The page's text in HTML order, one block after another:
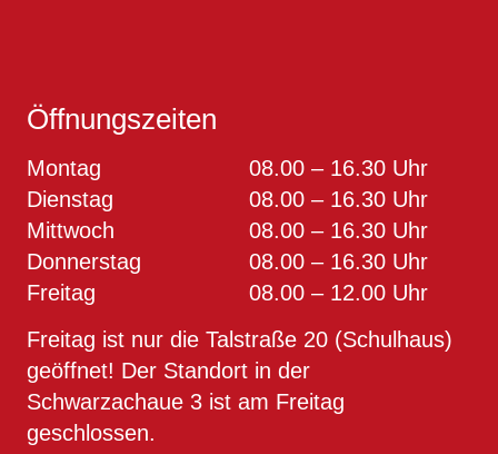
Öffnungszeiten
Montag
Dienstag
Mittwoch
Donnerstag
Freitag
08.00 – 16.30 Uhr
08.00 – 16.30 Uhr
08.00 – 16.30 Uhr
08.00 – 16.30 Uhr
08.00 – 12.00 Uhr
Freitag ist nur die Talstraße 20 (Schulhaus)
geöffnet! Der Standort in der
Schwarzachaue 3 ist am Freitag
geschlossen.